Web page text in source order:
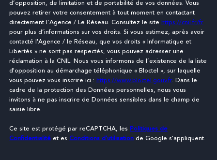
d’opposition, de limitation et de portabilité de vos données. Vous
pouvez retirer votre consentement à tout moment en contactant
directement l’Agence / Le Réseau. Consultez le site https://cnil.fr/fr
pour plus d’informations sur vos droits. Si vous estimez, après avoir
contacté l'Agence / le Réseau, que vos droits « Informatique et
Libertés » ne sont pas respectés, vous pouvez adresser une
réclamation à la CNIL. Nous vous informons de l’existence de la liste
d'opposition au démarchage téléphonique « Bloctel », sur laquelle
vous pouvez vous inscrire ici : https://www.bloctel.gouv.fr. Dans le
cadre de la protection des Données personnelles, nous vous
invitons à ne pas inscrire de Données sensibles dans le champ de
saisie libre.
Ce site est protégé par reCAPTCHA, les Politiques de
Confidentialité et es Conditions d'utilisation de Google s'appliquent.